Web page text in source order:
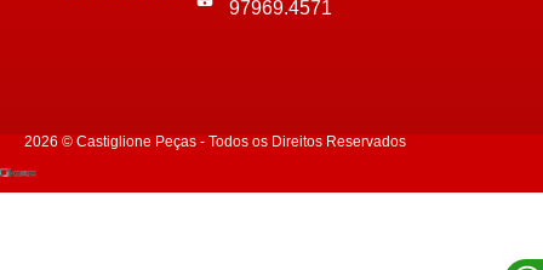
97969.4571
2026 © Castiglione Peças - Todos os Direitos Reservados